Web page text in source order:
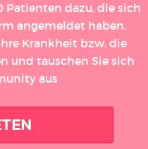
Patienten dazu, die sich
angemeldet haben.
Krankheit bzw. die
und tauschen Sie sich
aus